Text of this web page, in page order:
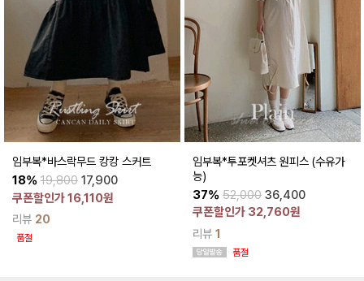
임부복*바스락무드 캉캉 스커트
19,800 17,900
18%
쿠폰할인가 16,110원
리뷰 20
품절
임부복*투포켓셔츠 원피스 (수유가
능)
52,000 36,400
37%
쿠폰할인가 32,760원
리뷰 1
품절